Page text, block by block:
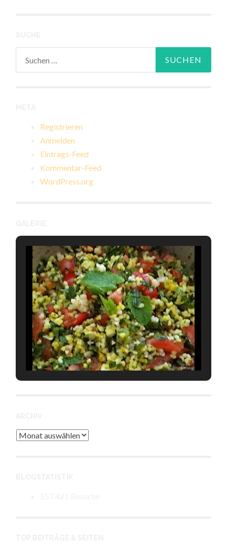
Registrieren
Anmelden
Eintrags-Feed
Kommentar-Feed
WordPress.org
Archiv